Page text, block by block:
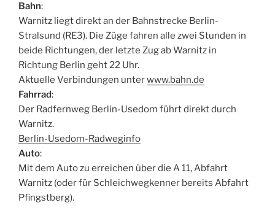
Bahn:
Warnitz liegt direkt an der Bahnstrecke Berlin-
Stralsund (RE3). Die Züge fahren alle zwei Stunden in
beide Richtungen, der letzte Zug ab Warnitz in
Richtung Berlin geht 22 Uhr.
Aktuelle Verbindungen unterwww.bahn.de
Fahrrad:
Der Radfernweg Berlin-Usedom führt direkt durch
Warnitz.
Berlin-Usedom-Radweginfo
Auto:
Mit dem Auto zu erreichen über die A 11, Abfahrt
Warnitz (oder für Schleichwegkenner bereits Abfahrt
Pfingstberg).